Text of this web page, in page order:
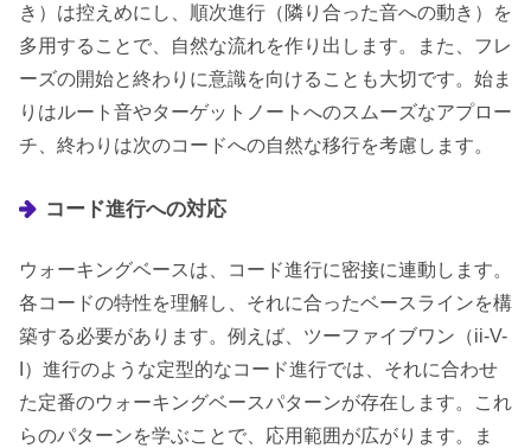
き）は控えめにし、順次進行（隣り合った音への動き）を
多用することで、自然な流れを作り出します。また、フレ
ーズの開始と終わりに意識を向けることも大切です。始ま
りはルート音やターゲットノートへのスムーズなアプロー
チ、終わりは次のコードへの自然な移行を考慮します。
コード進行への対応
ウォーキングベースは、コード進行に密接に連動します。
各コードの特性を理解し、それに合ったベースラインを構
築する必要があります。例えば、ツーファイブワン（ii-V-
I）進行のような定型的なコード進行では、それに合わせ
た定番のウォーキングベースパターンが存在します。これ
らのパターンを学ぶことで、応用範囲が広がります。ま